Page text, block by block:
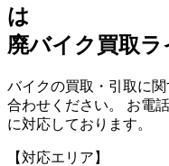
は
廃バイク買取ラ
バイクの買取・引取に
合わせください。 お電
に対応しております。
【対応エリア】